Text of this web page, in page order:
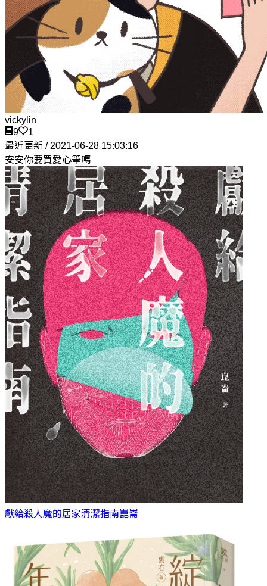
vickylin
9
1
最近更新 / 2021-06-28 15:03:16
安安你要買愛心筆嗎
獻給殺人魔的居家清潔指南崑崙